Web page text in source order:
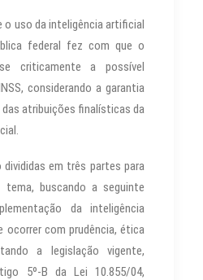
o uso da inteligência artificial
federal fez com que o
criticamente a possível
considerando a garantia
das atribuições finalísticas da
em três partes para
buscando a seguinte
da inteligência
ocorrer com prudência, ética
a legislação vigente,
5º-B da Lei 10.855/04,